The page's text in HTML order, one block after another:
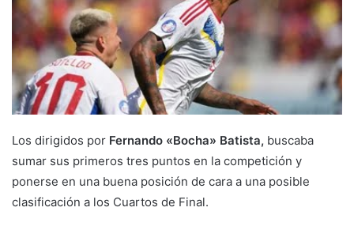
Los dirigidos por Fernando «Bocha» Batista, buscaba
sumar sus primeros tres puntos en la competición y
ponerse en una buena posición de cara a una posible
clasificación a los Cuartos de Final.